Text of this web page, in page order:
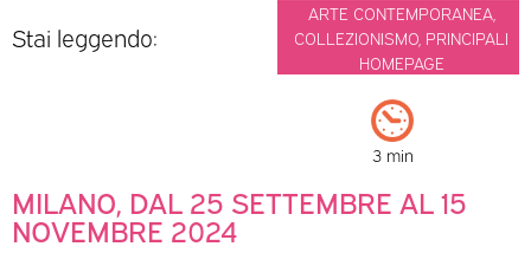
Stai leggendo:
ARTE CONTEMPORANEA,
COLLEZIONISMO PRINCIPALI
HOMEPAGE
3 min
MILANO, DAL 25 SETTEMBRE AL 15
NOVEMBRE 2024